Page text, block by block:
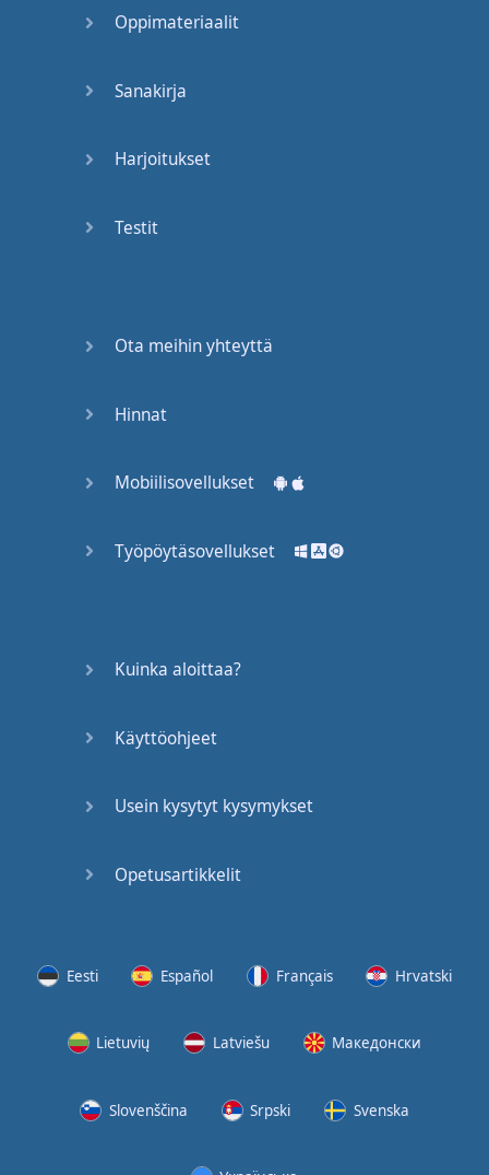
What the
Oppimateriaalit
Sanakirja
Harjoitukset
Testit
Ota meihin yhteyttä
Hinnat
Mobiilisovellukset
Työpöytäsovellukset
Kuinka aloittaa?
Käyttöohjeet
Usein kysytyt kysymykset
Opetusartikkelit
Eesti Español Français Hrvatski
Lietuvių Latviešu Македонски
Slovenščina Srpski Svenska